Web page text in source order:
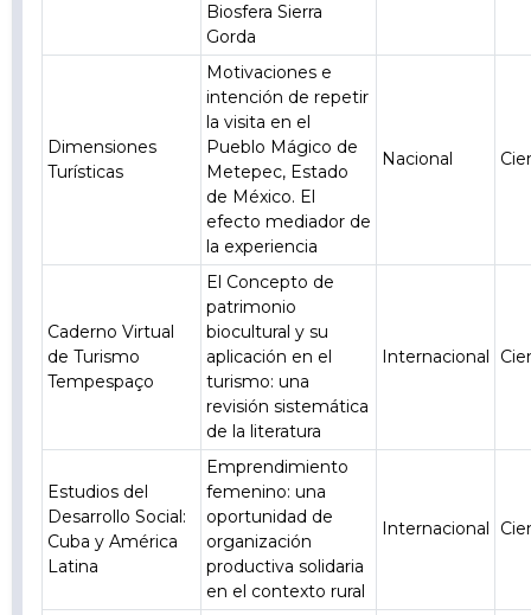
Biosfera Sierra
Gorda
Dimensiones
Turísticas
Motivaciones e
intención de repetir
la visita en el
Pueblo Mágico de
Metepec, Estado
de México. El
efecto mediador de
la experiencia
Nacional
Caderno Virtual
de Turismo
Tempespaço
El Concepto de
patrimonio
biocultural y su
aplicación en el
turismo: una
revisión sistemática
de la literatura
Internacional
Estudios del
Desarrollo Social:
Cuba y América
Latina
Emprendimiento
femenino: una
oportunidad de
organización
productiva solidaria
en el contexto rural
Internacional